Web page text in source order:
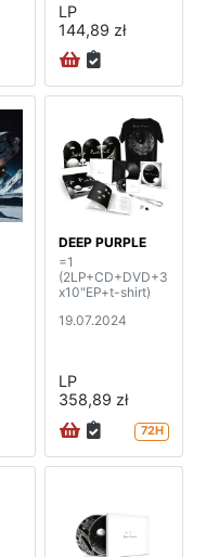
LP
144,89 zł
DEEP PURPLE
=1
(2LP+CD+DVD+3
x10"EP+t-shirt)
19.07.2024
LP
358,89 zł
72H